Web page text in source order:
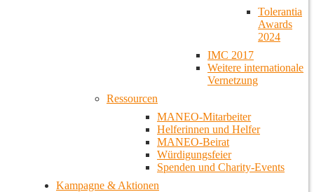
Tolerantia
Awards
2024
IMC 2017
Weitere internationale
Vernetzung
Ressourcen
MANEO-Mitarbeiter
Helferinnen und Helfer
MANEO-Beirat
Würdigungsfeier
Spenden und Charity-Events
Kampagne & Aktionen